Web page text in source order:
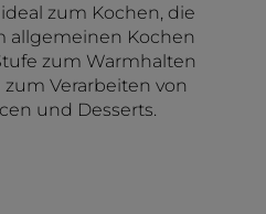
zum Kochen, die
allgemeinen Kochen
zum Warmhalten
Verarbeiten von
und Desserts.